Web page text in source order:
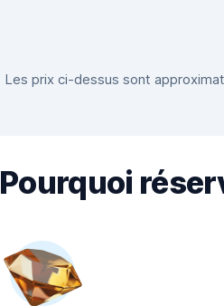
Les prix ci-dessus sont
Pourquoi